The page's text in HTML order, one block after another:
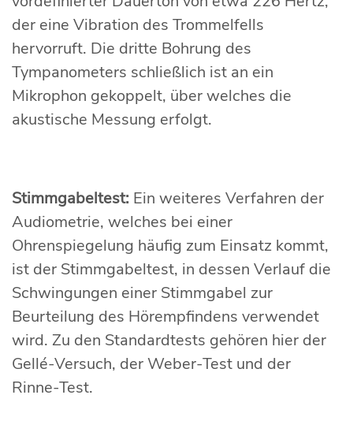
der eine Vibration des Trommelfells
hervorruft. Die dritte Bohrung des
Tympanometers schließlich ist an ein
Mikrophon gekoppelt, über welches die
akustische Messung erfolgt.
Stimmgabeltest: Ein weiteres Verfahren der
Audiometrie, welches bei einer
Ohrenspiegelung häufig zum Einsatz kommt,
ist der Stimmgabeltest, in dessen Verlauf die
Schwingungen einer Stimmgabel zur
Beurteilung des Hörempfindens verwendet
wird. Zu den Standardtests gehören hier der
Gellé-Versuch, der Weber-Test und der
Rinne-Test.